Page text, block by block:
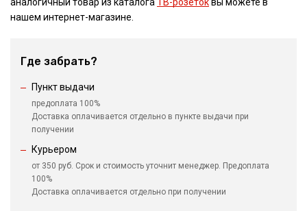
аналогичный товар из каталогаТВ-розетоквы можете в
нашем интернет-магазине.
Где забрать?
Пункт выдачи
предоплата 100%
Доставка оплачивается отдельно в пункте выдачи при
получении
Курьером
от 350 руб. Срок и стоимость уточнит менеджер. Предоплата
100%
Доставка оплачивается отдельно при получении